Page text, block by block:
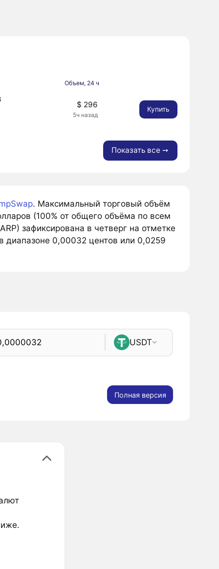
Объем, 24 ч
$ 296
5ч назад
Купить
Показать все ➙
. Максимальный торговый объём
(100% от общего объёма по всем
зафиксирована в четверг на отметке
диапазоне 0,00032 центов или 0,0259
USDT
Полная версия